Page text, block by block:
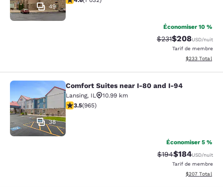
49
Économiser 10 %
Tarif barré :
$231Tarif réduit :
$208USD/nuit
Tarif de membre
Afficher les
$233 Total
Comfort Suites near I-80 and I-94
38
Comfort Suites near I-80 and I-94
Lansing, IL
10.99 km
3.5 étoiles. Bien. 965 commentaires
3.5(965)
Économiser 5 %
Tarif barré :
$194Tarif réduit :
$184USD/nuit
Tarif de membre
Afficher les
$207 Total